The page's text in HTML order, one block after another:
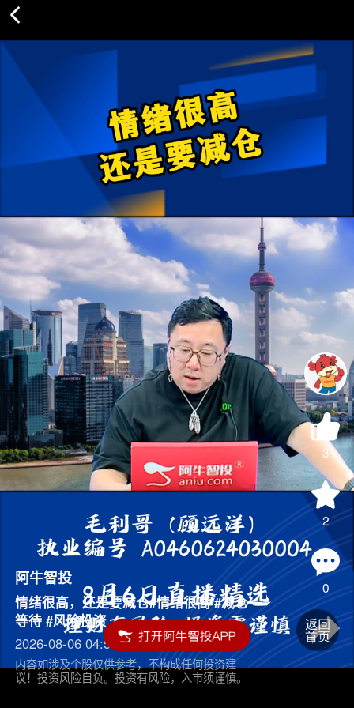
3
2
0
阿牛智投
情绪很高，还是要减仓#情绪很高 #减仓
等待 #风险投资
2026-08-06 04:55
内容如涉及个股仅供参考，不构成任何投资建
议！投资风险自负。投资有风险，入市须谨慎。